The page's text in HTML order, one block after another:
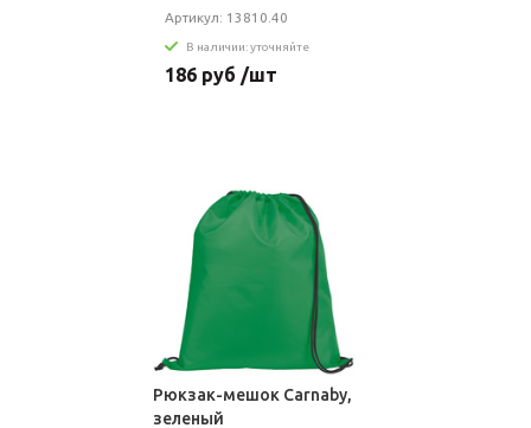
Артикул: 13810.40
В наличии: уточняйте
186 руб /шт
Рюкзак-мешок Carnaby,
зеленый